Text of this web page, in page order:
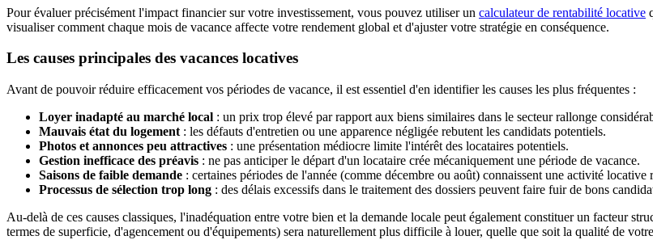
Pour évaluer précisément l'impact financier sur votre investissement, vous pouvez utiliser un calculateur de rentabilité locative
visualiser comment chaque mois de vacance affecte votre rendement global et d'ajuster votre stratégie en conséquence.
Les causes principales des vacances locatives
Avant de pouvoir réduire efficacement vos périodes de vacance, il est essentiel d'en identifier les causes les plus fréquentes :
Loyer inadapté au marché local : un prix trop élevé par rapport aux biens similaires dans le secteur rallonge
Mauvais état du logement : les défauts d'entretien ou une apparence négligée rebutent les candidats potentiels.
Photos et annonces peu attractives : une présentation médiocre limite l'intérêt des locataires potentiels.
Gestion inefficace des préavis : ne pas anticiper le départ d'un locataire crée mécaniquement une période de vacance.
Saisons de faible demande : certaines périodes de l'année (comme décembre ou août) connaissent une activité locative
Processus de sélection trop long : des délais excessifs dans le traitement des dossiers peuvent faire fuir de bons
Au-delà de ces causes classiques, l'inadéquation entre votre bien et la demande locale peut également constituer un facteur
termes de superficie, d'agencement ou d'équipements) sera naturellement plus difficile à louer, quelle que soit la qualité de